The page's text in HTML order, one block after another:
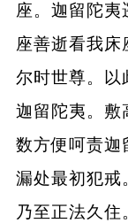
座。迦留陀
座善逝看我床
尔时世尊。以
迦留陀夷。敷
数方便呵责迦
漏处最初犯戒
乃至正法久